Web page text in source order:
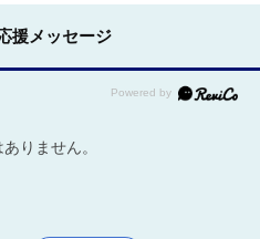
援メッセージ
りません。